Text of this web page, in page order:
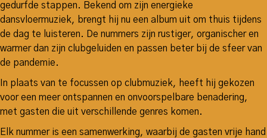
gedurfde stappen. Bekend om zijn energieke
dansvloermuziek, brengt hij nu een album uit om thuis tijdens
de dag te luisteren. De nummers zijn rustiger, organischer en
warmer dan zijn clubgeluiden en passen beter bij de sfeer van
de pandemie.
In plaats van te focussen op clubmuziek, heeft hij gekozen
voor een meer ontspannen en onvoorspelbare benadering,
met gasten die uit verschillende genres komen.
Elk nummer is een samenwerking, waarbij de gasten vrije hand